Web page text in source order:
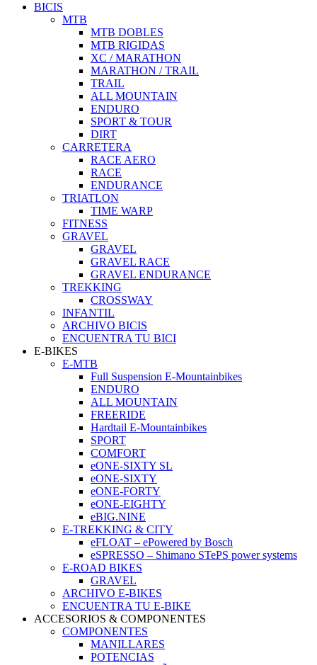
BICIS
MTB
MTB DOBLES
MTB RIGIDAS
XC / MARATHON
MARATHON / TRAIL
TRAIL
ALL MOUNTAIN
ENDURO
SPORT & TOUR
DIRT
CARRETERA
RACE AERO
RACE
ENDURANCE
TRIATLON
TIME WARP
FITNESS
GRAVEL
GRAVEL
GRAVEL RACE
GRAVEL ENDURANCE
TREKKING
CROSSWAY
INFANTIL
ARCHIVO BICIS
ENCUENTRA TU BICI
E-BIKES
E-MTB
Full Suspension E-Mountainbikes
ENDURO
ALL MOUNTAIN
FREERIDE
Hardtail E-Mountainbikes
SPORT
COMFORT
eONE-SIXTY SL
eONE-SIXTY
eONE-FORTY
eONE-EIGHTY
eBIG.NINE
E-TREKKING & CITY
eFLOAT – ePowered by Bosch
eSPRESSO – Shimano STePS power systems
E-ROAD BIKES
GRAVEL
ARCHIVO E-BIKES
ENCUENTRA TU E-BIKE
ACCESORIOS & COMPONENTES
COMPONENTES
MANILLARES
POTENCIAS